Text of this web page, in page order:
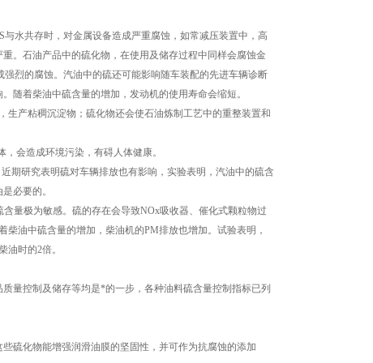
水共存时，对金属设备造成严重腐蚀，如常减压装置中，高
。石油产品中的硫化物，在使用及储存过程中同样会腐蚀金
烈的腐蚀。汽油中的硫还可能影响随车装配的先进车辆诊断
随着柴油中硫含量的增加，发动机的使用寿命会缩短。
产粘稠沉淀物；硫化物还会使石油炼制工艺中的重整装置和
会造成环境污染，有碍人体健康。
研究表明硫对车辆排放也有影响，实验表明，汽油中的硫含
必要的。
量极为敏感。硫的存在会导致NOx吸收器、催化式颗粒物过
油中硫含量的增加，柴油机的PM排放也增加。试验表明，
油时的2倍。
控制及储存等均是*的一步，各种油料硫含量控制指标已列
化物能增强润滑油膜的坚固性，并可作为抗腐蚀的添加